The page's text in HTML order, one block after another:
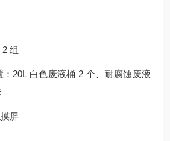
组
：20L 白色废液桶 2 个、耐腐蚀废液
屏